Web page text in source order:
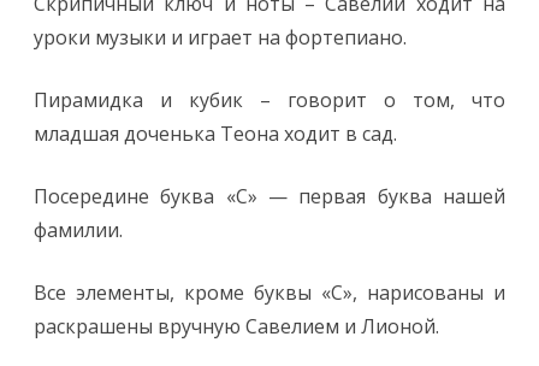
уроки музыки и играет на фортепиано.
Пирамидка и кубик – говорит о том, что
младшая доченька Теона ходит в сад.
Посередине буква «С» — первая буква нашей
фамилии.
Все элементы, кроме буквы «С», нарисованы и
раскрашены вручную Савелием и Лионой.